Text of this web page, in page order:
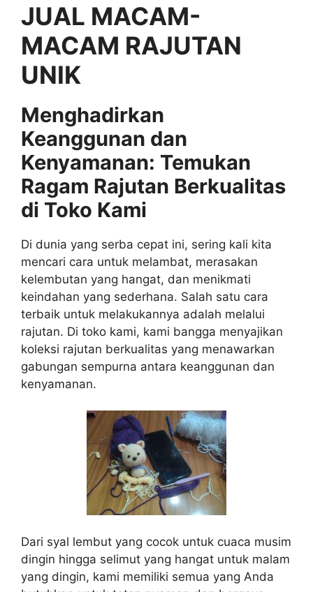
JUAL MACAM-
MACAM RAJUTAN
UNIK
Menghadirkan
Keanggunan dan
Kenyamanan: Temukan
Ragam Rajutan Berkualitas
di Toko Kami
Di dunia yang serba cepat ini, sering kali kita
mencari cara untuk melambat, merasakan
kelembutan yang hangat, dan menikmati
keindahan yang sederhana. Salah satu cara
terbaik untuk melakukannya adalah melalui
rajutan. Di toko kami, kami bangga menyajikan
koleksi rajutan berkualitas yang menawarkan
gabungan sempurna antara keanggunan dan
kenyamanan.
Dari syal lembut yang cocok untuk cuaca musim
dingin hingga selimut yang hangat untuk malam
yang dingin, kami memiliki semua yang Anda